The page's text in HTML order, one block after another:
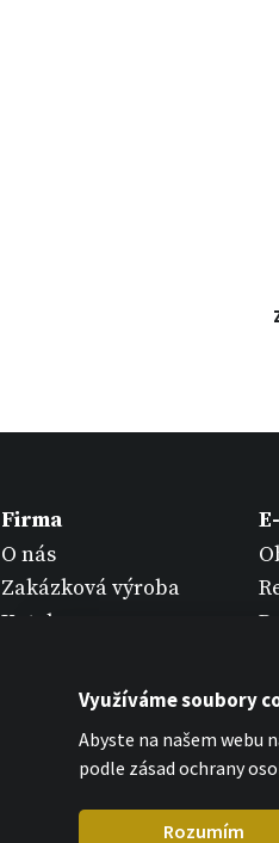
Firma
O nás
Zakázková výroba
Katalogy
Využíváme soubory
Abyste na našem webu
podle zásad ochrany
Rozumím